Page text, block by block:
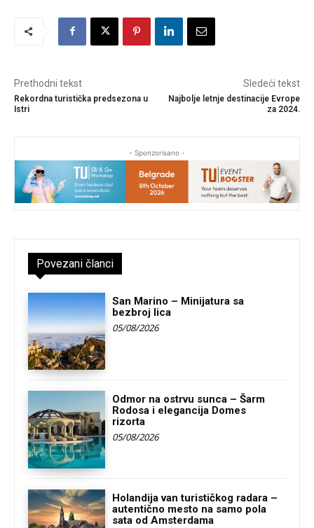
Prethodni tekst
Rekordna turistička predsezona u
Istri
Sledeći tekst
Najbolje letnje destinacije Evrope
za 2024.
- Sponzorisano -
Povezani članci
San Marino – Minijatura sa
bezbroj lica
05/08/2026
Odmor na ostrvu sunca – Šarm
Rodosa i elegancija Domes
rizorta
05/08/2026
Holandija van turističkog radara –
autentično mesto na samo pola
sata od Amsterdama